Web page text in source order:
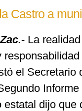
Castro a
La
el Secretario
estatal dijo que